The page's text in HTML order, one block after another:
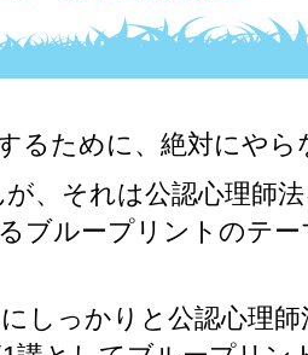
るために、絶対にや
、それは公認心理師
ブループリントのテ
しっかりと公認心理